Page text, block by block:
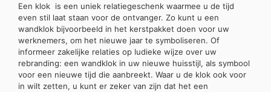
Een klok is een uniek relatiegeschenk waarmee u de tijd
even stil laat staan voor de ontvanger. Zo kunt u een
wandklok bijvoorbeeld in het kerstpakket doen voor uw
werknemers, om het nieuwe jaar te symboliseren. Of
informeer zakelijke relaties op ludieke wijze over uw
rebranding: een wandklok in uw nieuwe huisstijl, als symbool
voor een nieuwe tijd die aanbreekt. Waar u de klok ook voor
in wilt zetten, u kunt er zeker van zijn dat het een